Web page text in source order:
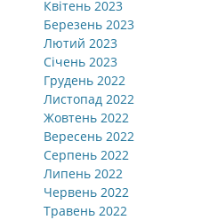
Квітень 2023
Березень 2023
Лютий 2023
Січень 2023
Грудень 2022
Листопад 2022
Жовтень 2022
Вересень 2022
Серпень 2022
Липень 2022
Червень 2022
Травень 2022